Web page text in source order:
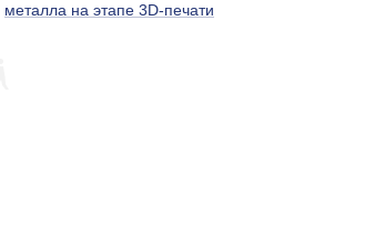
металла на этапе 3D-печати